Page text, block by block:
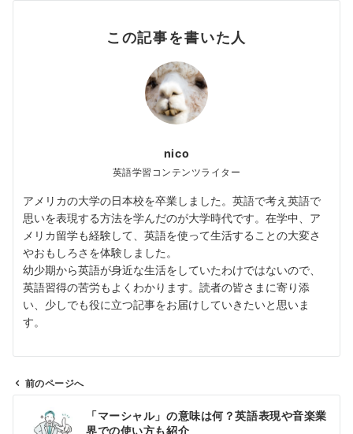
この記事を書いた人
nico
英語学習コンテンツライター
アメリカの大学の日本校を卒業しました。英語で考え英語で
思いを表現する方法を学んだのが大学時代です。在学中、ア
メリカ留学も経験して、英語を使って生活することの大変さ
やおもしろさを体験しました。
幼少期から英語が身近な生活をしていたわけではないので、
英語習得の苦労もよくわかります。読者の皆さまに寄り添
い、少しでも役に立つ記事をお届けしていきたいと思いま
す。
前のページへ
「マーシャル」の意味は何？英語表現や音楽業
界での使い方も紹介